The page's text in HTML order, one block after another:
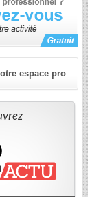
espace pro